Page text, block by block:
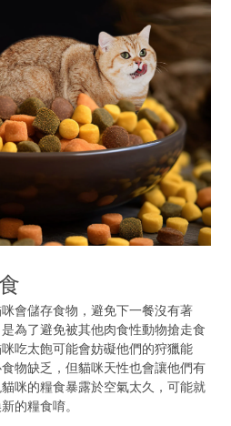
會儲存食物，避免下一餐沒有著
為了避免被其他肉食性動物搶走食
吃太飽可能會妨礙他們的狩獵能
物缺乏，但貓咪天性也會讓他們有
咪的糧食暴露於空氣太久，可能就
的糧食唷。